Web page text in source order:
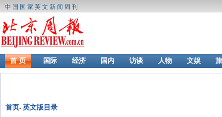
中国国家英文新闻周刊
首 页 国际 经济 国内 访谈 人物 文娱
首页- 英文版目录